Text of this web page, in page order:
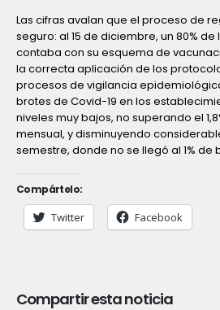
Las cifras avalan que el proceso de
seguro: al 15 de diciembre, un 80%
contaba con su esquema de
la correcta aplicación de los
procesos de vigilancia
brotes de Covid-19 en los
niveles muy bajos, no superando el
mensual, y disminuyendo
semestre, donde no se llegó al 1% de
Compártelo:
Twitter Facebook
Compartir esta noticia